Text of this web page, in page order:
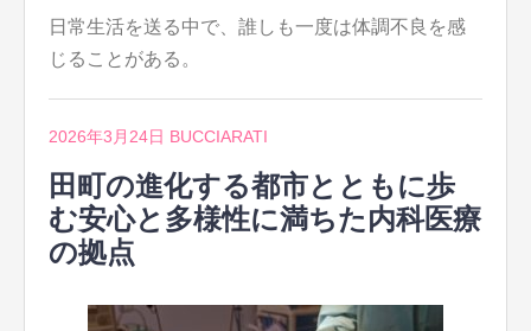
日常生活を送る中で、誰しも一度は体調不良を感
じることがある。
2026年3月24日 BUCCIARATI
田町の進化する都市とともに歩
む安心と多様性に満ちた内科医療
の拠点